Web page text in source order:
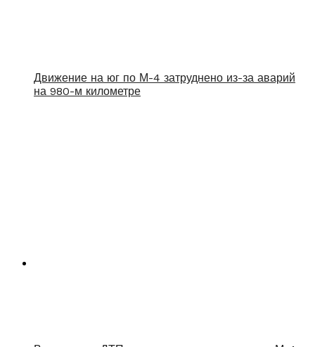
Движение на юг по М-4 затруднено из-за аварий
на 980-м километре